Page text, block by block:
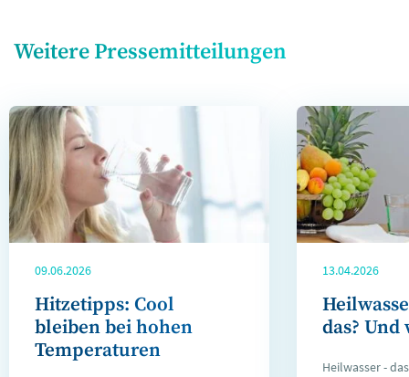
Weitere Pressemitteilungen
09.06.2026
Hitzetipps: Cool
bleiben bei hohen
Temperaturen
13.04.2026
das? Und
Heilwasser -